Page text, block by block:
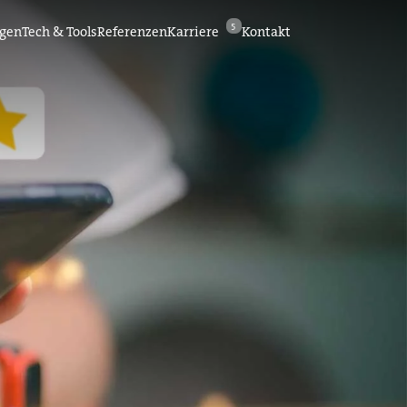
Tech & ToolsReferenzenKarriere 5 Kontakt